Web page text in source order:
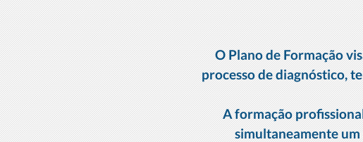
O Plano de Formação
processo de diagnóstico,
A formação
simultaneamente